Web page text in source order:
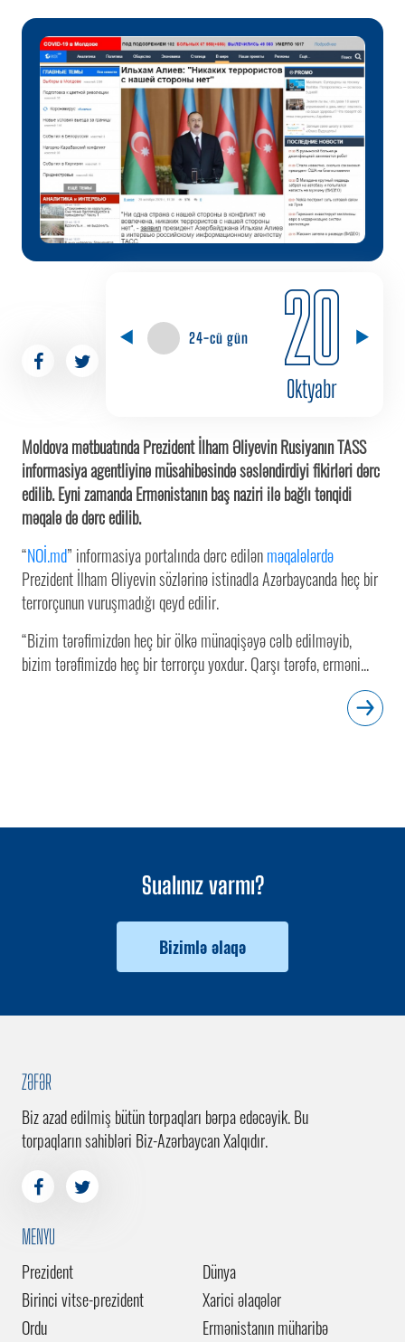
24-cü gün 20
Oktyabr
Moldova mətbuatında Prezident İlham Əliyevin Rusiyanın TASS
informasiya agentliyinə müsahibəsində səsləndirdiyi fikirləri dərc
edilib. Eyni zamanda Ermənistanın baş naziri ilə bağlı tənqidi
məqalə də dərc edilib.
“NOİ.md” informasiya portalında dərc edilənməqalələrdə
Prezident İlham Əliyevin sözlərinə istinadla Azərbaycanda heç bir
terrorçunun vuruşmadığı qeyd edilir.
“Bizim tərəfimizdən heç bir ölkə münaqişəyə cəlb edilməyib,
bizim tərəfimizdə heç bir terrorçu yoxdur. Qarşı tərəfə, erməni...
Sualınız varmı?
Bizimlə əlaqə
ZƏFƏR
Biz azad edilmiş bütün torpaqları bərpa edəcəyik. Bu
torpaqların sahibləri Biz-Azərbaycan Xalqıdır.
MENYU
Prezident
Birinci vitse-prezident
Ordu
Dünya
Xarici əlaqələr
Ermənistanın müharibə